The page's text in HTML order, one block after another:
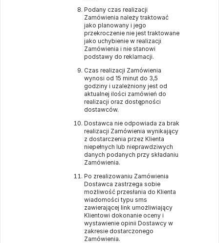
Podany czas realizacji
Zamówienia należy traktować
jako planowany i jego
przekroczenie nie jest traktowane
jako uchybienie w realizacji
Zamówienia i nie stanowi
podstawy do reklamacji.
Czas realizacji Zamówienia
wynosi od 15 minut do 3,5
godziny i uzależniony jest od
aktualnej ilości zamówień do
realizacji oraz dostępności
dostawców.
Dostawca nie odpowiada za brak
realizacji Zamówienia wynikający
z dostarczenia przez Klienta
niepełnych lub nieprawdziwych
danych podanych przy składaniu
Zamówienia.
Po zrealizowaniu Zamówienia
Dostawca zastrzega sobie
możliwość przesłania do Klienta
wiadomości typu sms
zawierającej link umożliwiający
Klientowi dokonanie oceny i
wystawienie opinii Dostawcy w
zakresie dostarczonego
Zamówienia.